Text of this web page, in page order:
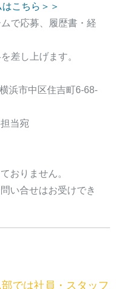
こちら＞＞
で応募、履歴書・経
差し上げます。
浜市中区住吉町6-68-
当宛
おりません。
い合せはお受けでき
では社員・スタッフ